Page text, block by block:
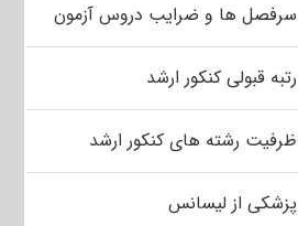
سرفصل ها و ضرایب دروس آزمون
رتبه قبولی کنکور ارشد
ظرفیت رشته های کنکور ارشد
پزشکی از لیسانس